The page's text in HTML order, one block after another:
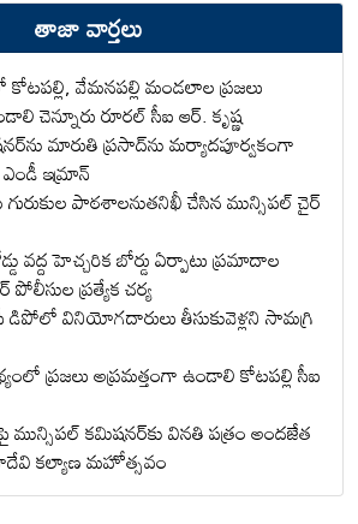
తాజా వార్తలు
కోటపల్లి, వేమనపల్లి మండలాల ప్రజలు
చెన్నూరు రూరల్ సీఐ ఆర్. కృష్ణ
మారుతి ప్రసాద్‌ను మర్యాదపూర్వకంగా
ఇమ్రాన్
పాఠశాలనుతనిఖీ చేసిన మున్సిపల్ చైర్
వద్ద హెచ్చరిక బోర్డు ఏర్పాటు ప్రమాదాల
ప్రత్యేక చర్య
డిపోలో వినియోగదారులు తీసుకువెళ్లని సామగ్రి
ప్రజలు అప్రమత్తంగా ఉండాలి కోటపల్లి సీఐ
మున్సిపల్ కమిషనర్‌కు వినతి పత్రం అందజేత
కల్యాణ మహోత్సవం